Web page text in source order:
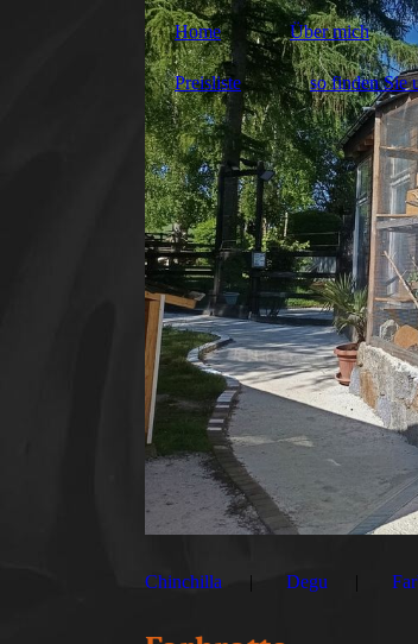
Home Über mich
Preisliste so finden Sie
Chinchilla Degu